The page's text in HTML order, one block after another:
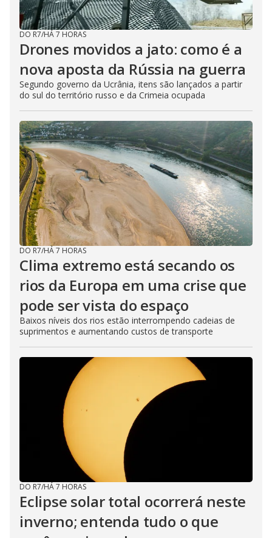
DO R7/HÁ 7 HORAS
Drones movidos a jato: como é a
nova aposta da Rússia na guerra
Segundo governo da Ucrânia, itens são lançados a partir
do sul do território russo e da Crimeia ocupada
DO R7/HÁ 7 HORAS
Clima extremo está secando os
rios da Europa em uma crise que
pode ser vista do espaço
Baixos níveis dos rios estão interrompendo cadeias de
suprimentos e aumentando custos de transporte
DO R7/HÁ 7 HORAS
Eclipse solar total ocorrerá neste
inverno; entenda tudo o que